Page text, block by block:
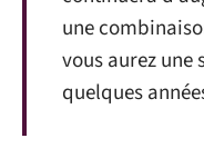
une
vous aurez
quelques